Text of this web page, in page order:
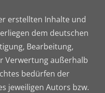
erstellten Inhalte und
dem deutschen
Bearbeitung,
Verwertung außerhalb
bedürfen der
jeweiligen Autors bzw.